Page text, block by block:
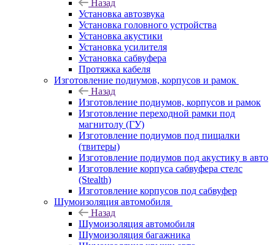
Назад
Установка автозвука
Установка головного устройства
Установка акустики
Установка усилителя
Установка сабвуфера
Протяжка кабеля
Изготовление подиумов, корпусов и рамок
Назад
Изготовление подиумов, корпусов и рамок
Изготовление переходной рамки под
магнитолу (ГУ)
Изготовление подиумов под пищалки
(твитеры)
Изготовление подиумов под акустику в авто
Изготовление корпуса сабвуфера стелс
(Stealth)
Изготовление корпусов под сабвуфер
Шумоизоляция автомобиля
Назад
Шумоизоляция автомобиля
Шумоизоляция багажника